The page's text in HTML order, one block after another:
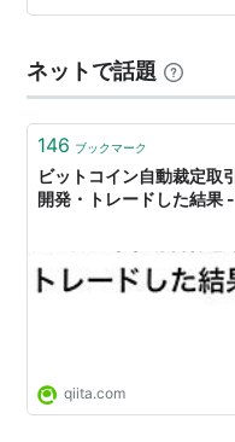
が理論価格に近づき、
よって収益化する手法
買できるのかという問
なお、年金用語では、
裁定という。
日本の株式市場に関し
経平均株価先物の価格
日経平均の現物
「じゃあ、みんなが一
ある。特に、先物…
ネットで話題
146 ブックマーク
ビットコイン自動裁定取
開発・トレードした結果
qiita.com